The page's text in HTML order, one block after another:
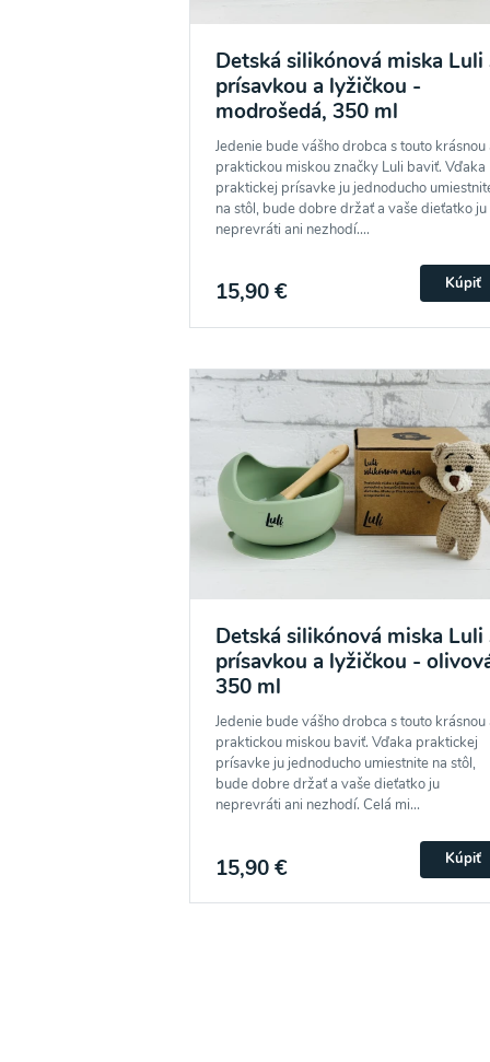
Detská silikónová miska Luli
prísavkou a lyžičkou -
modrošedá, 350 ml
Jedenie bude vášho drobca s touto krásnou
praktickou miskou značky Luli baviť. Vďaka
praktickej prísavke ju jednoducho
na stôl, bude dobre držať a vaše dieťatko ju
neprevráti ani nezhodí....
15,90 € Kúpiť
Detská silikónová miska Luli
prísavkou a lyžičkou -
350 ml
Jedenie bude vášho drobca s touto krásnou
praktickou miskou baviť. Vďaka praktickej
prísavke ju jednoducho umiestnite na stôl,
bude dobre držať a vaše dieťatko ju
neprevráti ani nezhodí. Celá mi...
15,90 € Kúpiť
Odoslaním registrácie na Newsletter
Ochrane osobných údajova súhlasím s nimi.